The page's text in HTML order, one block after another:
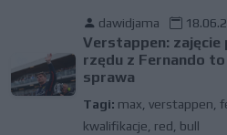
dawidjama
Verstappen: zajęcie
rzędu z Fernando to
sprawa
Tagi: max verstappen
kwalifikacje red bull